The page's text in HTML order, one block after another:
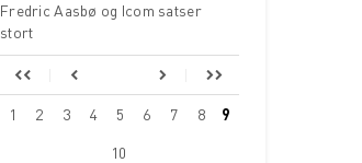
Fredric Aasbø og Icom satser
stort
1 2 3 4 5 6 7 8 9
10